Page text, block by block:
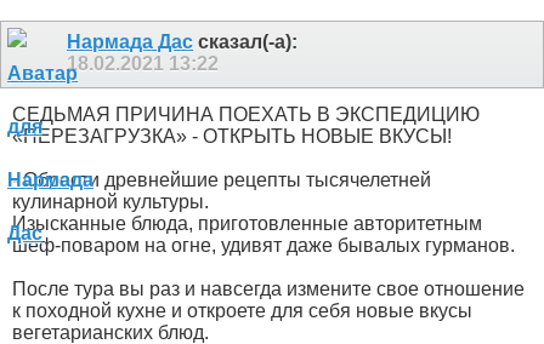
Нармада Дас сказал(-а):
18.02.2021 13:22
СЕДЬМАЯ ПРИЧИНА ПОЕХАТЬ В ЭКСПЕДИЦИЮ
«ПЕРЕЗАГРУЗКА» - ОТКРЫТЬ НОВЫЕ ВКУСЫ!
- Обрести древнейшие рецепты тысячелетней
кулинарной культуры.
Изысканные блюда, приготовленные авторитетным
шеф-поваром на огне, удивят даже бывалых гурманов.
После тура вы раз и навсегда измените свое отношение
к походной кухне и откроете для себя новые вкусы
вегетарианских блюд.